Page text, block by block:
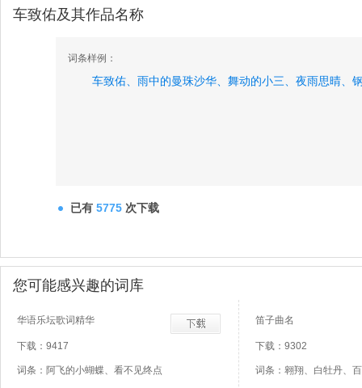
车致佑及其作品名称
词条样例：
车致佑、 雨中的曼珠沙华、 舞动的小三、 夜雨思晴、
已有 5775 次下载
您可能感兴趣的词库
华语乐坛歌词精华
下载：9417
词条：阿飞的小蝴蝶、看不见终点
笛子曲名
下载：9302
词条：翱翔、白牡丹、